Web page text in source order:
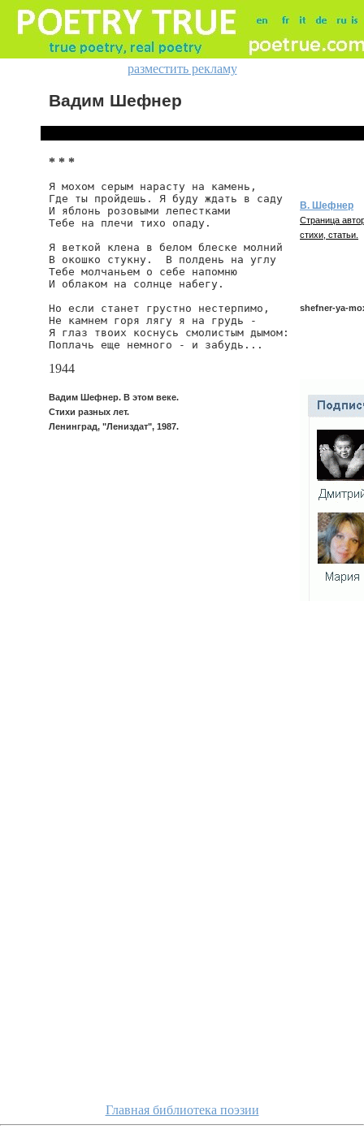
разместить рекламу
Вадим Шефнер
* * *
Я мохом серым нарасту на камень,
Где ты пройдешь. Я буду ждать в саду
И яблонь розовыми лепестками
Тебе на плечи тихо опаду.
Я веткой клена в белом блеске молний
В окошко стукну.  В полдень на углу
Тебе молчаньем о себе напомню
И облаком на солнце набегу.
Но если станет грустно нестерпимо,
Не камнем горя лягу я на грудь -
Я глаз твоих коснусь смолистым дымом:
Поплачь еще немного - и забудь...
1944
Вадим Шефнер. В этом веке.
Стихи разных лет.
Ленинград, "Лениздат", 1987.
В. Шефнер
Страница
стихи, статьи.
shefner-ya-
Главная библиотека поэзии